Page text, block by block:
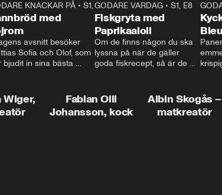
26:05
KNACKAR PÅ• S1, E3
med
avsnitt besöker
Sofia och Olof, som
bjudit in sina bästa
hur man skapar en
restaurangupplevelse
dom där extra
9:22
GODARE VARDAG• S1, E8
Fiskgryta med
Paprikaaioli
Om de finns någon du ska
lyssna på när de gäller
goda fiskrecept, så är de
livets fiskgryta. Den perfekta
vardagsmatsfavoriten som
funkar lika bra alla dagar i
Bleu
brynt
det
på
Wiger,
Fabian Olli
Johansson, kock
Albin Skogås –
matkreatör